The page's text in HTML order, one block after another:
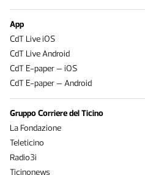
App
CdT Live iOS
CdT Live Android
CdT E-paper – iOS
CdT E-paper – Android
Gruppo Corriere del Ticino
La Fondazione
Teleticino
Radio3i
Ticinonews